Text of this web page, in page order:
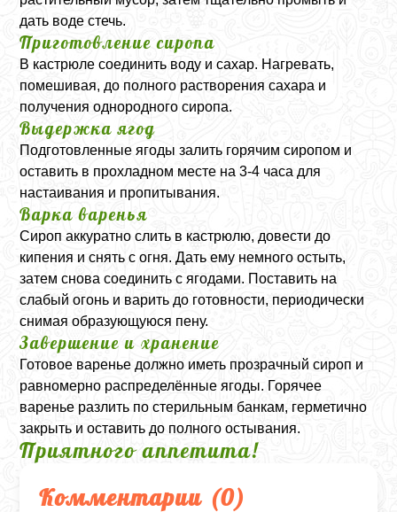
дать воде стечь.
Приготовление сиропа
В кастрюле соединить воду и сахар. Нагревать,
помешивая, до полного растворения сахара и
получения однородного сиропа.
Выдержка ягод
Подготовленные ягоды залить горячим сиропом и
оставить в прохладном месте на 3-4 часа для
настаивания и пропитывания.
Варка варенья
Сироп аккуратно слить в кастрюлю, довести до
кипения и снять с огня. Дать ему немного остыть,
затем снова соединить с ягодами. Поставить на
слабый огонь и варить до готовности, периодически
снимая образующуюся пену.
Завершение и хранение
Готовое варенье должно иметь прозрачный сироп и
равномерно распределённые ягоды. Горячее
варенье разлить по стерильным банкам, герметично
закрыть и оставить до полного остывания.
Приятного аппетита!
Комментарии (0)